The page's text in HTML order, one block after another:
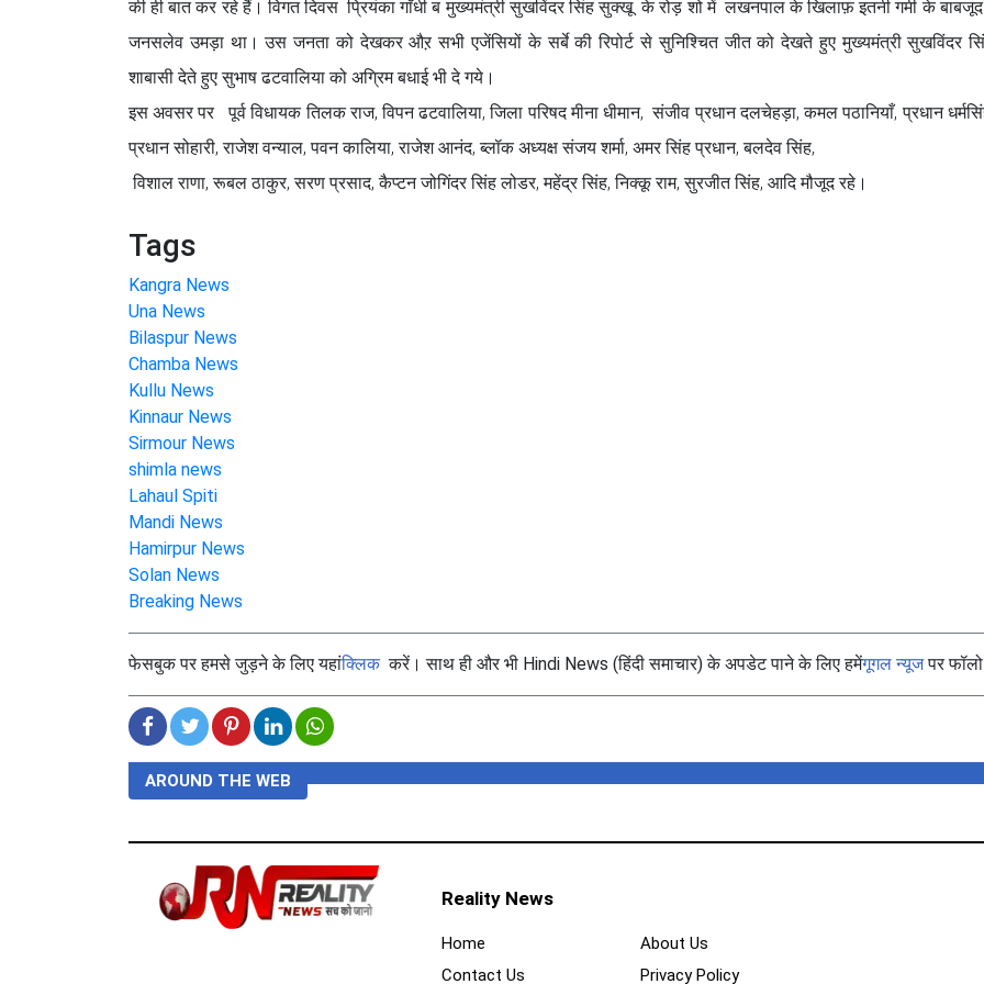
की ही बात कर रहे हैं। विगत दिवस प्रियंका गाँधी ब मुख्यमंत्री सुखविंदर सिंह सुक्खू के रोड़ शो में लखनपाल के खिलाफ़ इतनी गर्मी के बाबजूद
जनसलेव उमड़ा था। उस जनता को देखकर औऱ सभी एजेंसियों के सर्बे की रिपोर्ट से सुनिश्चित जीत को देखते हुए मुख्यमंत्री सुखविंदर
शाबासी देते हुए सुभाष ढटवालिया को अग्रिम बधाई भी दे गये।
इस अवसर पर पूर्व विधायक तिलक राज, विपन ढटवालिया, जिला परिषद मीना धीमान, संजीव प्रधान दलचेहड़ा, कमल पठानियाँ, प्रधान
प्रधान सोहारी, राजेश वन्याल, पवन कालिया, राजेश आनंद, ब्लॉक अध्यक्ष संजय शर्मा, अमर सिंह प्रधान, बलदेव सिंह,
विशाल राणा, रूबल ठाकुर, सरण प्रसाद, कैप्टन जोगिंदर सिंह लोडर, महेंद्र सिंह, निक्कू राम, सुरजीत सिंह, आदि मौजूद रहे।
Tags
Kangra News
Una News
Bilaspur News
Chamba News
Kullu News
Kinnaur News
Sirmour News
shimla news
Lahaul Spiti
Mandi News
Hamirpur News
Solan News
Breaking News
फेसबुक पर हमसे जुड़ने के लिए यहांक्लिककरें। साथ ही और भी Hindi News (हिंदी समाचार) के अपडेट पाने के लिए हमेंगूगल न्यूजपर
AROUND THE WEB
Reality News
Home
About Us
Contact Us
Privacy Policy